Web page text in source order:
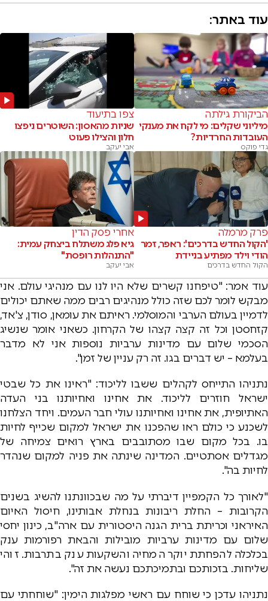
עוד באתר:
הביקורת גילתה
מיליוני שקלים: מי לקח את מענקי
העובדות החרדיות?
גדי פוקס
צפו בתיעוד
שניות מהאסון: השוטרים ניפצו
חלון והצילו פעוט
אבי יעקב
פרק מרמלה
'הקול החדש בדרכים': ראפר, זמר
הודי וילד מפתיע בניידת
הקול החדש בדרכים
אחרי פסק הדין
גיא פלג משתלח ביצחק עמית:
"התנהלות רופסת"
אבי יעקב
עוד אמר: "טיפחנו קשרים שלא היו לנו עם מנהיגי עולם. אני
מבקש לומר לכם שזה כולל מנהיגים רבים ממה שאתם יכולים
לדמיין בעולם הערבי והמוסלמי. ראיתם את עומאן, סודן, צ'אד,
קזחסטן וכל זה קצה קצהו של הקרחון. כשאני אומר שנשיג
הסכמי שלום עם מדינות ערביות נוספות אני לא מדבר
בעלמא – יש דברים בגו. זה רק עניין של זמן".
נתניהו התייחס לקהלים ששבו לליכוד: "ראינו את כל שבטי
ישראל חוזרים לליכוד. את אחינו ואחיותנו בני העדה
האתיופית, את אחינו ואחיותנו עולי חבר העמים. ויחד הצלחנו
לשכנע כי כולם ראו שהפכנו את ישראל למקום שכייף לחיות
בו. בכל מקום שבו מסתובבים בארץ רואים צמיחה של
מגדלים אסתטיים. המדינה שינתה את פניה למקום שנהדר
לחיות בה".
"לאורך כל הקמפיין דיברתי על מה שבכוונתנו להשיג בשנים
הקרובות – החלת ריבונות בנחלת אבותינו, חיסול האיום
האיראני וכריתת ברית הגנה היסטורית עם ארה"ב, כינון יחסי
שלום עם מדינות ערביות מובילות והבאת רפורמות ענק
בכלכלה להפחתת יוקר המחיה והשקעות ענק בתרבות. זוהי
שליחות. בזכותכם ובתמיכתכם נעשה את זה".
נתניהו עדכן כי שוחח עם ראשי מפלגות הימין: "שוחחתי עם